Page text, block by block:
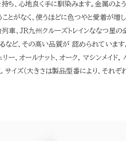
ち、心地良く手に馴染みます。金属のよう
ことがなく、使うほどに色つやと愛着が増し
車、JR九州クルーズトレインななつ星の
など、その高い品質が 認められています
ー、オールナット、オーク, マシンメイド,
イズ（大きさは製品型番により、それぞれ